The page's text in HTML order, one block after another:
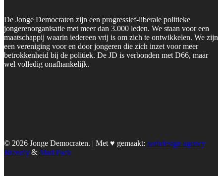
De Jonge Democraten zijn een progressief-liberale politieke
jongerenorganisatie met meer dan 3.000 leden. We staan voor een
maatschappij waarin iedereen vrij is om zich te ontwikkelen. We zijn
een vereniging voor en door jongeren die zich inzet voor meer
betrokkenheid bij de politiek. De JD is verbonden met D66, maar
wel volledig onafhankelijk.
© 2026 Jonge Democraten. | Met ♥︎ gemaakt: webdesign agency
Brendly & Mad Pack